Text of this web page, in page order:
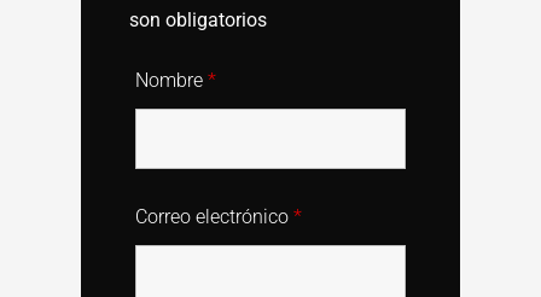
son obligatorios
Nombre *
Correo electrónico *